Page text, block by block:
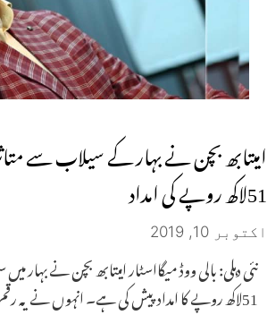
امیتابھ بچن نے بہار کے سیلاب سے
51لاکھ روپے کی امداد
اکتوبر 10, 2019
نئی دہلی: بالی ووڈ میگااسٹار امیتابھ بچن نے بہار
51لاکھ روپے کا امداد پیش کی ہے۔ انہوں نے یہ رقم چیف منسٹر ریلیف فنڈ